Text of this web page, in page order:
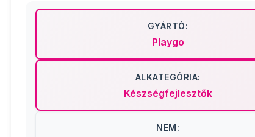
GYÁRTÓ:
Playgo
ALKATEGÓRIA:
Készségfejlesztők
NEM: